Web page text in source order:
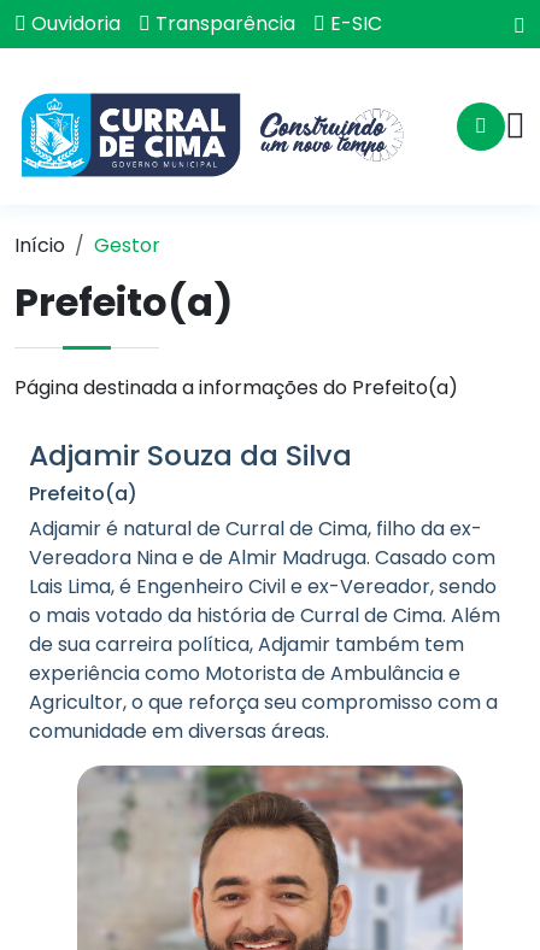
Ouvidoria Transparência E-SIC
Início Gestor
Prefeito(a)
Página destinada a informações do Prefeito(a)
Adjamir Souza da Silva
Prefeito(a)
Adjamir é natural de Curral de Cima, filho da ex-
Vereadora Nina e de Almir Madruga. Casado com
Lais Lima, é Engenheiro Civil e ex-Vereador, sendo
o mais votado da história de Curral de Cima. Além
de sua carreira política, Adjamir também tem
experiência como Motorista de Ambulância e
Agricultor, o que reforça seu compromisso com a
comunidade em diversas áreas.